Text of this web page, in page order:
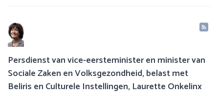
Persdienst van vice-eersteminister en minister van
Sociale Zaken en Volksgezondheid, belast met
Beliris en Culturele Instellingen, Laurette Onkelinx